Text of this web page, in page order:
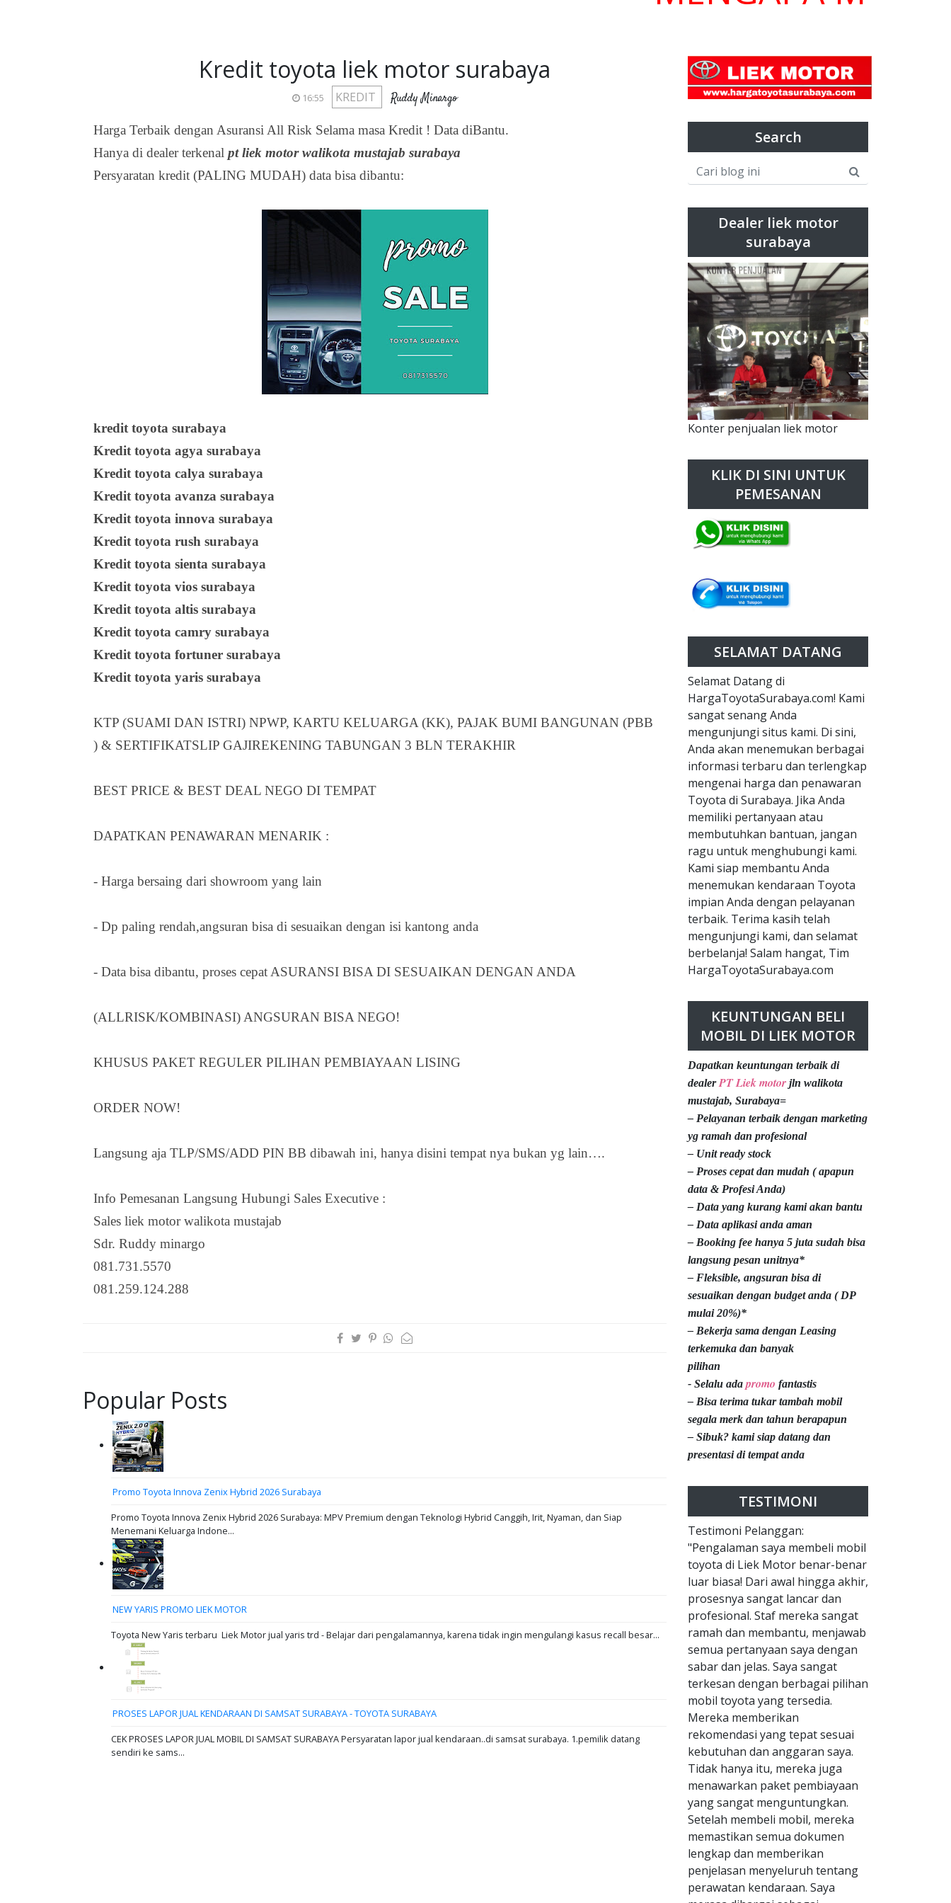
Kredit toyota liek motor surabaya
16:55 KREDIT Ruddy Minargo
Harga Terbaik dengan Asuransi All Risk Selama masa Kredit ! Data diBantu.
Hanya di dealer terkenal pt liek motor walikota mustajab surabaya
Persyaratan kredit (PALING MUDAH) data bisa dibantu:
kredit toyota surabaya
Kredit toyota agya surabaya
Kredit toyota calya surabaya
Kredit toyota avanza surabaya
Kredit toyota innova surabaya
Kredit toyota rush surabaya
Kredit toyota sienta surabaya
Kredit toyota vios surabaya
Kredit toyota altis surabaya
Kredit toyota camry surabaya
Kredit toyota fortuner surabaya
Kredit toyota yaris surabaya
KTP (SUAMI DAN ISTRI) NPWP, KARTU KELUARGA (KK), PAJAK BUMI BANGUNAN (PBB
) & SERTIFIKATSLIP GAJIREKENING TABUNGAN 3 BLN TERAKHIR
BEST PRICE & BEST DEAL NEGO DI TEMPAT
DAPATKAN PENAWARAN MENARIK :
- Harga bersaing dari showroom yang lain
- Dp paling rendah,angsuran bisa di sesuaikan dengan isi kantong anda
- Data bisa dibantu, proses cepat ASURANSI BISA DI SESUAIKAN DENGAN ANDA
(ALLRISK/KOMBINASI) ANGSURAN BISA NEGO!
KHUSUS PAKET REGULER PILIHAN PEMBIAYAAN LISING
ORDER NOW!
Langsung aja TLP/SMS/ADD PIN BB dibawah ini, hanya disini tempat nya bukan yg lain….
Info Pemesanan Langsung Hubungi Sales Executive :
Sales liek motor walikota mustajab
Sdr. Ruddy minargo
081.731.5570
081.259.124.288
Popular Posts
Promo Toyota Innova Zenix Hybrid 2026 Surabaya
Promo Toyota Innova Zenix Hybrid 2026 Surabaya: MPV Premium dengan Teknologi Hybrid Canggih, Irit, Nyaman, dan Siap
Menemani Keluarga Indone...
NEW YARIS PROMO LIEK MOTOR
Toyota New Yaris terbaru Liek Motor jual yaris trd - Belajar dari pengalamannya, karena tidak ingin mengulangi kasus recall besar...
PROSES LAPOR JUAL KENDARAAN DI SAMSAT SURABAYA - TOYOTA SURABAYA
CEK PROSES LAPOR JUAL MOBIL DI SAMSAT SURABAYA Persyaratan lapor jual kendaraan..di samsat surabaya. 1.pemilik datang
sendiri ke sams...
Search
Dealer liek motor
surabaya
Konter penjualan liek motor
KLIK DI SINI UNTUK
PEMESANAN
SELAMAT DATANG
Selamat Datang di
HargaToyotaSurabaya.com! Kami
sangat senang Anda
mengunjungi situs kami. Di sini,
Anda akan menemukan berbagai
informasi terbaru dan terlengkap
mengenai harga dan penawaran
Toyota di Surabaya. Jika Anda
memiliki pertanyaan atau
membutuhkan bantuan, jangan
ragu untuk menghubungi kami.
Kami siap membantu Anda
menemukan kendaraan Toyota
impian Anda dengan pelayanan
terbaik. Terima kasih telah
mengunjungi kami, dan selamat
berbelanja! Salam hangat, Tim
HargaToyotaSurabaya.com
KEUNTUNGAN BELI
MOBIL DI LIEK MOTOR
Dapatkan keuntungan terbaik di
dealerPT Liek motor jln walikota
mustajab, Surabaya=
– Pelayanan terbaik dengan marketing
yg ramah dan profesional
– Unit ready stock
– Proses cepat dan mudah ( apapun
data & Profesi Anda)
– Data yang kurang kami akan bantu
– Data aplikasi anda aman
– Booking fee hanya 5 juta sudah bisa
langsung pesan unitnya*
– Fleksible, angsuran bisa di
sesuaikan dengan budget anda ( DP
mulai 20%)*
– Bekerja sama dengan Leasing
terkemuka dan banyak
pilihan
- Selalu ada promo fantastis
– Bisa terima tukar tambah mobil
segala merk dan tahun berapapun
– Sibuk? kami siap datang dan
presentasi di tempat anda
TESTIMONI
Testimoni Pelanggan:
"Pengalaman saya membeli mobil
toyota di Liek Motor benar-benar
luar biasa! Dari awal hingga akhir,
prosesnya sangat lancar dan
profesional. Staf mereka sangat
ramah dan membantu, menjawab
semua pertanyaan saya dengan
sabar dan jelas. Saya sangat
terkesan dengan berbagai pilihan
mobil toyota yang tersedia.
Mereka memberikan
rekomendasi yang tepat sesuai
kebutuhan dan anggaran saya.
Tidak hanya itu, mereka juga
menawarkan paket pembiayaan
yang sangat menguntungkan.
Setelah membeli mobil, mereka
memastikan semua dokumen
lengkap dan memberikan
penjelasan menyeluruh tentang
perawatan kendaraan. Saya